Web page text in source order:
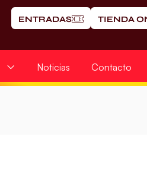
ENTRADAS TIENDA
Noticias Contacto